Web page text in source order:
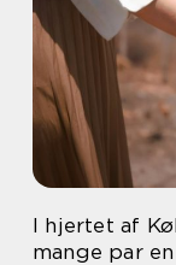
I hjertet af
mange par